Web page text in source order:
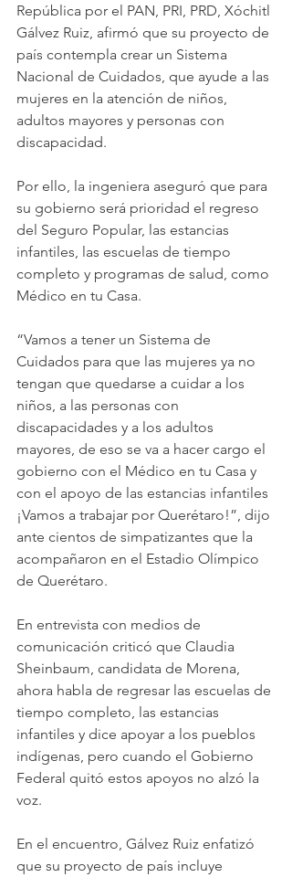
República por el PAN, PRI, PRD, Xóchitl
Gálvez Ruiz, afirmó que su proyecto de
país contempla crear un Sistema
Nacional de Cuidados, que ayude a las
mujeres en la atención de niños,
adultos mayores y personas con
discapacidad.
Por ello, la ingeniera aseguró que para
su gobierno será prioridad el regreso
del Seguro Popular, las estancias
infantiles, las escuelas de tiempo
completo y programas de salud, como
Médico en tu Casa.
“Vamos a tener un Sistema de
Cuidados para que las mujeres ya no
tengan que quedarse a cuidar a los
niños, a las personas con
discapacidades y a los adultos
mayores, de eso se va a hacer cargo el
gobierno con el Médico en tu Casa y
con el apoyo de las estancias infantiles
¡Vamos a trabajar por Querétaro!”, dijo
ante cientos de simpatizantes que la
acompañaron en el Estadio Olímpico
de Querétaro.
En entrevista con medios de
comunicación criticó que Claudia
Sheinbaum, candidata de Morena,
ahora habla de regresar las escuelas de
tiempo completo, las estancias
infantiles y dice apoyar a los pueblos
indígenas, pero cuando el Gobierno
Federal quitó estos apoyos no alzó la
voz.
En el encuentro, Gálvez Ruiz enfatizó
que su proyecto de país incluye